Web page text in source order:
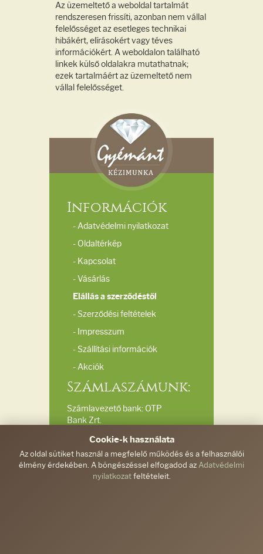
Az üzemeltető a weboldal tartalmát
rendszeresen frissíti, azonban nem vállal
felelősséget az esetleges technikai
hibákért, elírásokért vagy téves
információkért. A weboldalon található
linkek külső oldalakra mutathatnak;
ezek tartalmáért az üzemeltető nem
vállal felelősséget.
Információk
- Adatvédelmi nyilatkozat
- Oldaltérkép
- Kapcsolat
- Vásárlás
Elállás a szerződéstől
- Szerződési feltételek
- Impresszum
- Szállítási információk
- Akciók
Számlaszámunk:
Számlavezető bank: OTP
Bank Zrt.
Bankszámlaszám:
11732040-20039510
Elérhetőségeink:
Ferdinánd és Társa
Cookie-k használata
Az oldal sütiket használ a megfelelő működés és a felhasználói
élmény érdekében. A böngészéssel elfogadod az Adatvédelmi
nyilatkozatfeltételeit.